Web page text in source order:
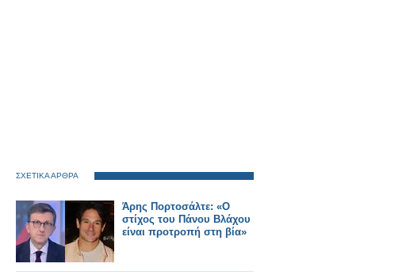
ΣΧΕΤΙΚΑ ΑΡΘΡΑ
Άρης Πορτοσάλτε: «Ο
στίχος του Πάνου Βλάχου
είναι προτροπή στη βία»